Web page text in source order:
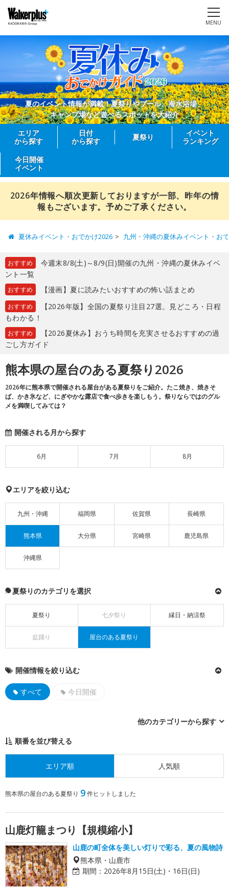
MENU
夏のイベント情報が満載！夏祭りやプール、海水浴場、
キャンプ場など遊べるスポットを大紹介
エリア
から探す
日付
から探す
夏祭り
イベント
ランキング
今日開催
イベント
2026年情報へ順次更新しておりますが一部、昨年の情
報もございます。予めご了承ください。
夏休みイベント・おでかけ2026 九州・沖縄の夏休みイベント・お
おすすめ
今週末8/8(土)～8/9(日)開催の九州・沖縄の夏休みイベ
ント一覧
おすすめ 【漫画】夏に読みたいおすすめの怖い話まとめ
おすすめ
【2026年版】全国の夏祭り注目27選。見どころ・日程
もわかる！
おすすめ
【2026夏休み】おうち時間を充実させるおすすめの過
ごし方ガイド
熊本県の屋台のある夏祭り2026
2026年に熊本県で開催される屋台がある夏祭りをご紹介。たこ焼き、焼きそ
ば、かき氷など、にぎやかな露店で食べ歩きを楽しもう。祭りならではのグル
メを満喫してみては？
開催される月から探す
6月 7月 8月
エリアを絞り込む
九州・沖縄 福岡県 佐賀県 長崎県
熊本県 大分県 宮崎県 鹿児島県
沖縄県
夏祭りのカテゴリを選択
夏祭り 七夕祭り 縁日・納涼祭
盆踊り 屋台のある夏祭り
開催情報を絞り込む
すべて 今日開催
他のカテゴリーから探す
順番を並び替える
エリア順 人気順
熊本県の屋台のある夏祭り 9件ヒットしました
山鹿灯籠まつり【規模縮小】
山鹿の町全体を美しい灯りで彩る、夏の風物詩
熊本県・山鹿市
期間： 2026年8月15日(土)・16日(日)